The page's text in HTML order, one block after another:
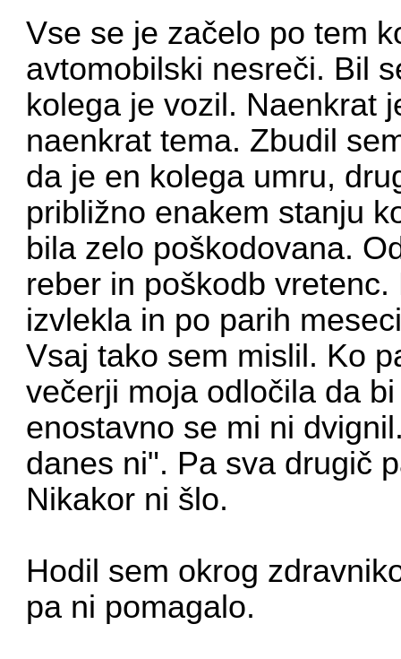
Vse se je začelo po tem
avtomobilski nesreči. Bil
kolega je vozil. Naenkrat
naenkrat tema. Zbudil
da je en kolega umru,
približno enakem stanju
bila zelo poškodovana.
reber in poškodb
izvlekla in po parih
Vsaj tako sem mislil. Ko
večerji moja odločila da
enostavno se mi ni
danes ni". Pa sva drugič
Nikakor ni šlo.
Hodil sem okrog
pa ni pomagalo.